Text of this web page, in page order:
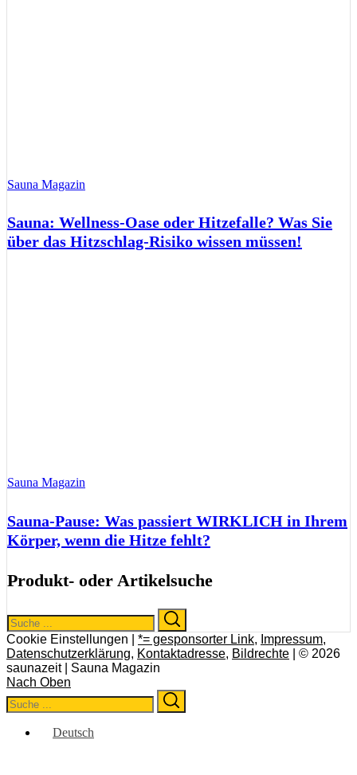
Sauna Magazin
Sauna: Wellness-Oase oder Hitzefalle? Was Sie
über das Hitzschlag-Risiko wissen müssen!
Sauna Magazin
Sauna-Pause: Was passiert WIRKLICH in Ihrem
Körper, wenn die Hitze fehlt?
Produkt- oder Artikelsuche
Search
for:
Cookie Einstellungen | *= gesponsorter Link, Impressum,
Datenschutzerklärung, Kontaktadresse, Bildrechte | © 2026
saunazeit | Sauna Magazin
Nach Oben
Search
for:
Deutsch